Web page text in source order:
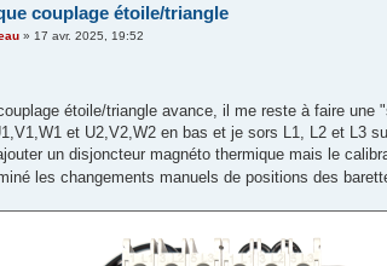
couplage étoile/triangle
» 17 avr. 2025, 19:52
étoile/triangle avance, il me reste à faire
et U2,V2,W2 en bas et je sors L1, L2 et L3
un disjoncteur magnéto thermique mais le
les changements manuels de positions des